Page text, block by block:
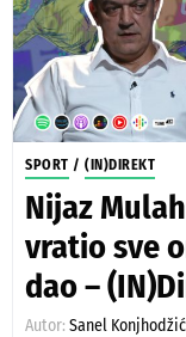
SPORT / (IN)DIREKT
Nijaz
vratio sve
dao –
Autor: Sanel Konjhodžić